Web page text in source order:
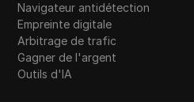
Navigateur antidétection
Empreinte digitale
Arbitrage de trafic
Gagner de l'argent
Outils d'IA